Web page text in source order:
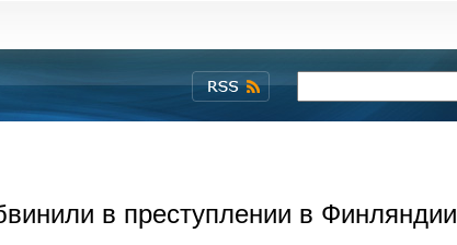
в преступлении в Финляндии